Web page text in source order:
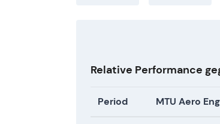
Relative Performance
Period MTU Aero